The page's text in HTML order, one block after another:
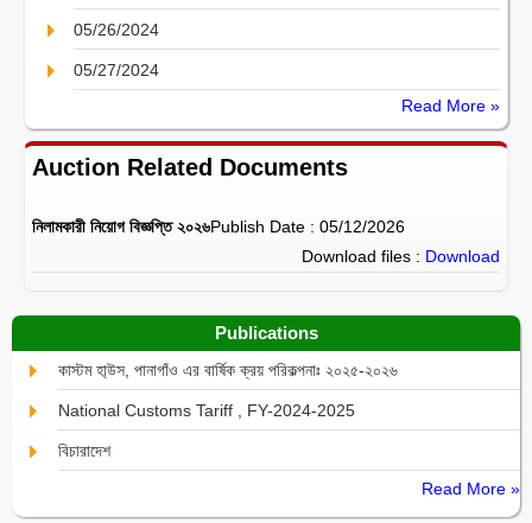
05/26/2024
05/27/2024
Read More »
Auction Related Documents
নিলামকারী নিয়োগ বিজ্ঞপ্তি ২০২৬Publish Date : 05/12/2026
Download files : Download
Publications
কাস্টম হা্উস, পানাগাঁও এর বার্ষিক ক্রয় পরিকল্পনাঃ ২০২৫-২০২৬
National Customs Tariff , FY-2024-2025
বিচারাদেশ
Read More »